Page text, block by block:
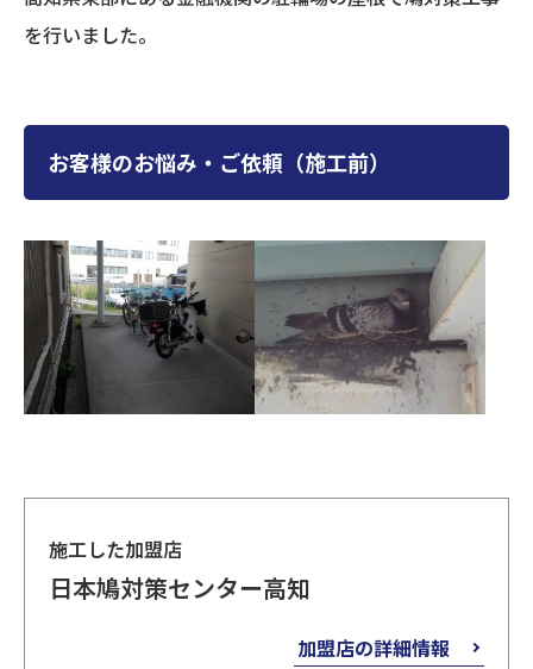
を行いました。
お客様のお悩み・ご依頼（施工前）
施工した加盟店
日本鳩対策センター高知
加盟店の詳細情報